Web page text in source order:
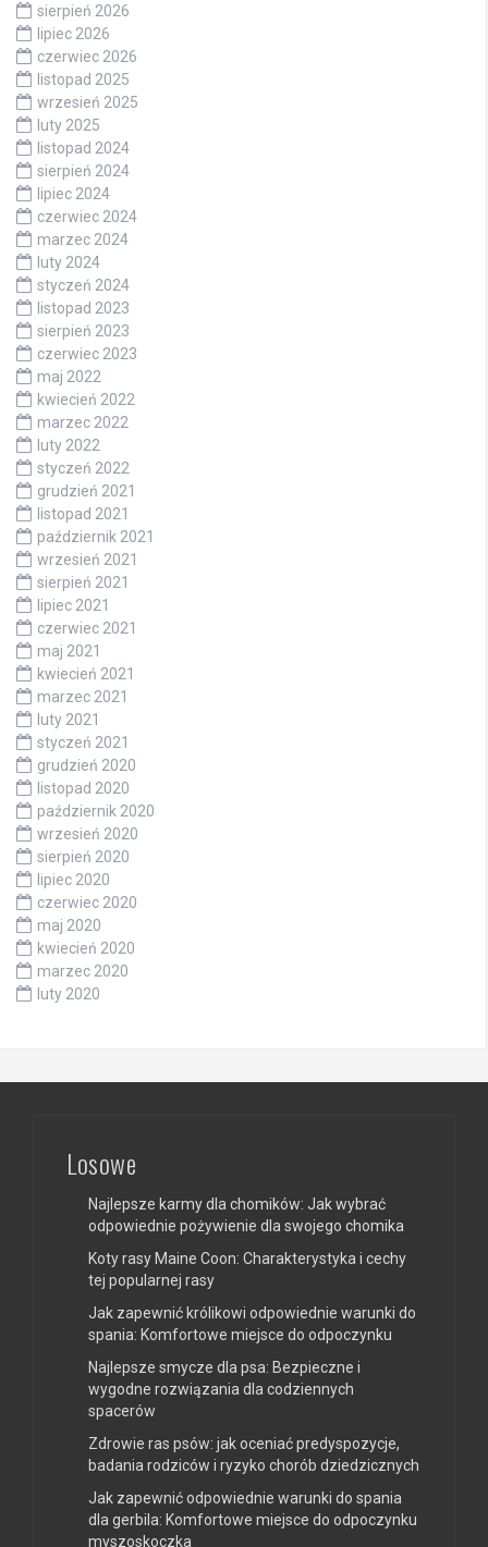
sierpień 2026
lipiec 2026
czerwiec 2026
listopad 2025
wrzesień 2025
luty 2025
listopad 2024
sierpień 2024
lipiec 2024
czerwiec 2024
marzec 2024
luty 2024
styczeń 2024
listopad 2023
sierpień 2023
czerwiec 2023
maj 2022
kwiecień 2022
marzec 2022
luty 2022
styczeń 2022
grudzień 2021
listopad 2021
październik 2021
wrzesień 2021
sierpień 2021
lipiec 2021
czerwiec 2021
maj 2021
kwiecień 2021
marzec 2021
luty 2021
styczeń 2021
grudzień 2020
listopad 2020
październik 2020
wrzesień 2020
sierpień 2020
lipiec 2020
czerwiec 2020
maj 2020
kwiecień 2020
marzec 2020
luty 2020
Losowe
Najlepsze karmy dla chomików: Jak wybrać
odpowiednie pożywienie dla swojego chomika
Koty rasy Maine Coon: Charakterystyka i cechy
tej popularnej rasy
Jak zapewnić królikowi odpowiednie warunki do
spania: Komfortowe miejsce do odpoczynku
Najlepsze smycze dla psa: Bezpieczne i
wygodne rozwiązania dla codziennych
spacerów
Zdrowie ras psów: jak oceniać predyspozycje,
badania rodziców i ryzyko chorób dziedzicznych
Jak zapewnić odpowiednie warunki do spania
dla gerbila: Komfortowe miejsce do odpoczynku
myszoskoczka